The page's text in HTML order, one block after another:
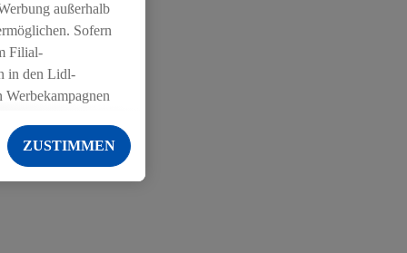
außerhalb
Sofern
Filial-
in den Lidl-
Diensten
der Lidl-Dienste,
Geschlecht -
ZUSTIMMEN